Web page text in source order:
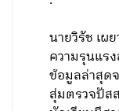
นายวิรัช เผ
ความรุนแร
ข้อมูลล่าสุด
สุ่มตรวจปัส